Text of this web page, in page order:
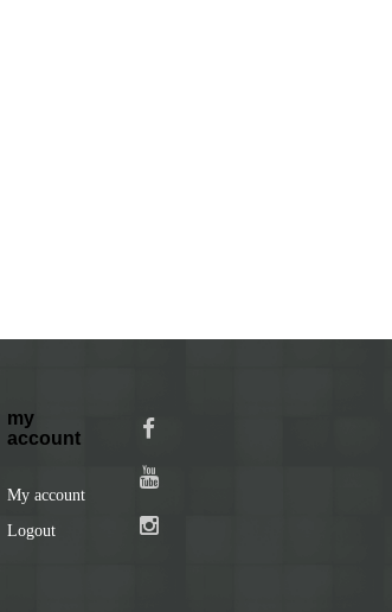
my
account
My account
Logout